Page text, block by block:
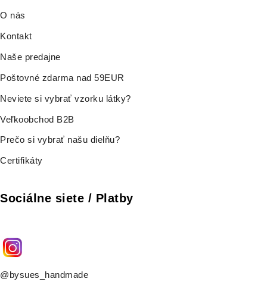
O nás
Kontakt
Naše predajne
Poštovné zdarma nad 59EUR
Neviete si vybrať vzorku látky?
Veľkoobchod B2B
Prečo si vybrať našu dielňu?
Certifikáty
Sociálne siete / Platby
@bysues_handmade